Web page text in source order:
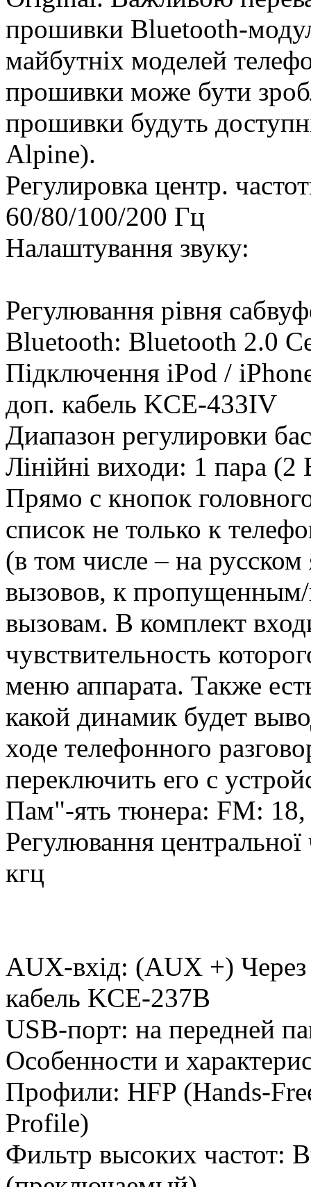
прошивки Bluetooth-
майбутніх моделей
прошивки може бути
прошивки будуть
Alpine).
Регулировка центр.
60/80/100/200 Гц
Налаштування звуку:
Регулювання рівня
Bluetooth: Bluetooth 2.0
Підключення iPod /
доп. кабель KCE-433IV
Диапазон регулировки
Лінійні виходи: 1 пара (2
Прямо с кнопок
список не только к
(в том числе – на
вызовов, к
вызовам. В комплект
чувствительность
меню аппарата. Также
какой динамик будет
ходе телефонного
переключить его с
Пам"-ять тюнера: FM:
Регулювання
кгц
AUX-вхід: (AUX +)
кабель KCE-237B
USB-порт: на передней
Особенности и
Профили: HFP (Hands-
Profile)
Фильтр высоких частот: